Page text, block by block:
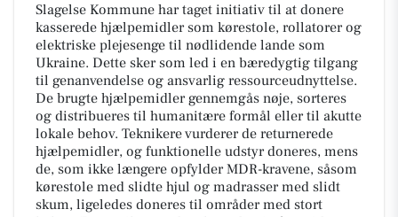
Slagelse Kommune har taget initiativ til at donere
kasserede hjælpemidler som kørestole, rollatorer og
elektriske plejesenge til nødlidende lande som
Ukraine. Dette sker som led i en bæredygtig tilgang
til genanvendelse og ansvarlig ressourceudnyttelse.
De brugte hjælpemidler gennemgås nøje, sorteres
og distribueres til humanitære formål eller til akutte
lokale behov. Teknikere vurderer de returnerede
hjælpemidler, og funktionelle udstyr doneres, mens
de, som ikke længere opfylder MDR-kravene, såsom
kørestole med slidte hjul og madrasser med slidt
skum, ligeledes doneres til områder med stort